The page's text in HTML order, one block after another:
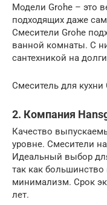
Модели Grohe – это
подходящих даже
Смесители Grohe
ванной комнаты. С
сантехникой на
Смеситель для кухни
2. Компания
Качество
уровне. Смесители
Идеальный выбор
так как
минимализм. Срок
лет.